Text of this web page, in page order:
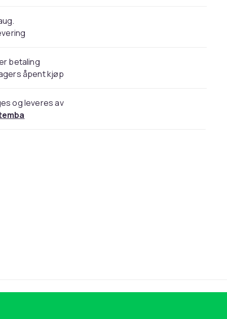
betaling
åpent kjøp
og leveres av